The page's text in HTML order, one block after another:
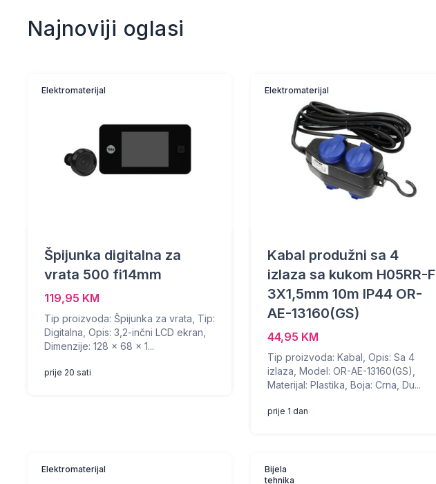
Najnoviji oglasi
Elektromaterijal
Špijunka digitalna za
vrata 500 fi14mm
119,95 KM
Tip proizvoda: Špijunka za vrata, Tip:
Digitalna, Opis: 3,2-inčni LCD ekran,
Dimenzije: 128 x 68 x 1...
prije 20 sati
Elektromaterijal
Kabal produžni sa 4
izlaza sa kukom H05RR-F
3X1,5mm 10m IP44 OR-
AE-13160(GS)
44,95 KM
Tip proizvoda: Kabal, Opis: Sa 4
izlaza, Model: OR-AE-13160(GS),
Materijal: Plastika, Boja: Crna, Du...
prije 1 dan
Elektromaterijal
Bijela
tehnika